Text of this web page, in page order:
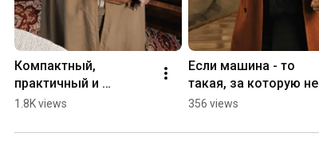
Компактный,
практичный и
проверенный
#chevrolet #damas
1.8K views
Если машина - то
такая, за которую не
стыдно  #chevrolet
356 views